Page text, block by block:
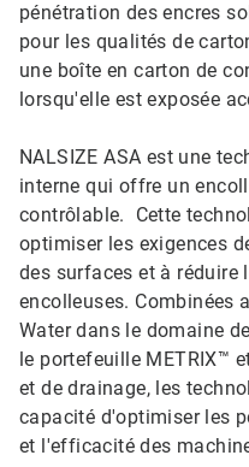
pénétration des encres
pour les qualités de
une boîte en carton de
lorsqu'elle est exposée
NALSIZE ASA est une
interne qui offre un
contrôlable. Cette
optimiser les exigences
des surfaces et à réduire
encolleuses. Combinées
Water dans le domaine
le portefeuille METRIX™
et de drainage, les
capacité d'optimiser les
et l'efficacité des